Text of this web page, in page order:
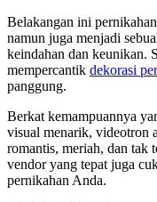
Belakangan ini
namun juga menjadi
keindahan dan keunikan.
mempercantik dekorasi
panggung.
Berkat kemampuannya
visual menarik, videotron
romantis, meriah, dan tak
vendor yang tepat juga
pernikahan Anda.